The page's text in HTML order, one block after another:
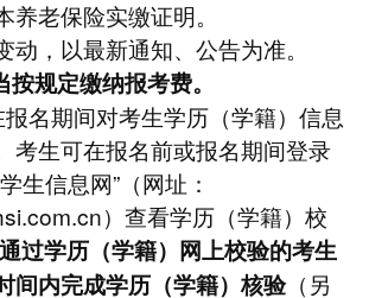
老保险实缴证明。
动，以最新通知、公告为准。
按规定缴纳报考费。
报名期间对考生学历（学籍）信息
考生可在报名前或报名期间登录
生信息网”（网址：
）查看学历（学籍）校
过学历（学籍）网上校验的考生
间内完成学历（学籍）核验（另